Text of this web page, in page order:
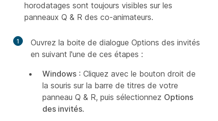
horodatages sont toujours visibles sur les
panneaux Q & R des co-animateurs.
1
Ouvrez la boite de dialogue Options des invités
en suivant l'une de ces étapes :
Windows : Cliquez avec le bouton droit de
la souris sur la barre de titres de votre
panneau Q & R, puis sélectionnez Options
des invités.